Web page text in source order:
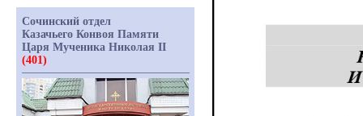
Сочинский отдел
Казачьего Конвоя Памяти
Царя Мученика Николая II
(401)